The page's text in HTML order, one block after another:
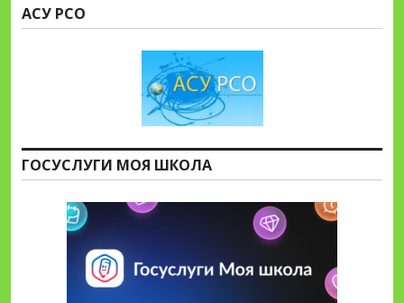
АСУ РСО
ГОСУСЛУГИ МОЯ ШКОЛА